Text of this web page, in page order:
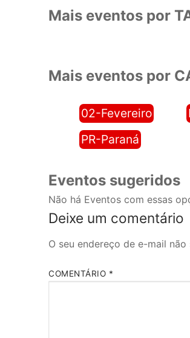
Mais eventos por
Mais eventos por
02-Fevereiro
PR-Paraná
Eventos sugeridos
Não há Eventos com essas
Deixe um comentário
O seu endereço de e-mail
COMENTÁRIO *